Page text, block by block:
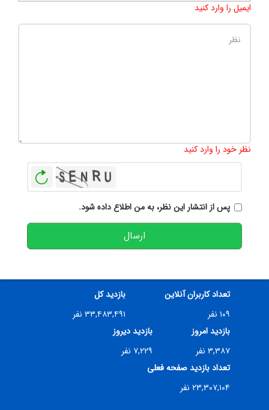
ایمیل را وارد کنید
نظر خود را وارد کنید
پس از انتشار این نظر، به من اطلاع داده شود.
ارسال
تعداد کاربران آنلاین
۱۰۹ نفر
بازدید کل
۳۳,۴۸۳,۴۹۱ نفر
بازدید امروز
۳,۳۸۷ نفر
بازدید دیروز
۷,۲۲۹ نفر
تعداد بازدید صفحه فعلی
۲۳,۳۰۷,۱۰۴ نفر